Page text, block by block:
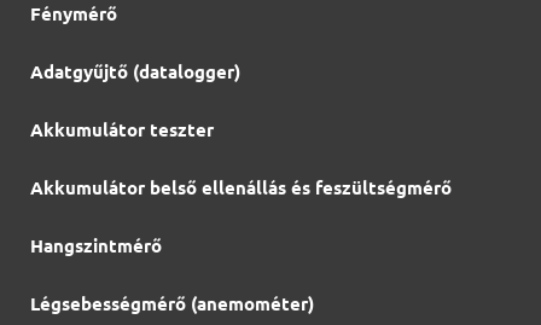
Fénymérő
Adatgyűjtő (datalogger)
Akkumulátor teszter
Akkumulátor belső ellenállás és feszültségmérő
Hangszintmérő
Légsebességmérő (anemométer)